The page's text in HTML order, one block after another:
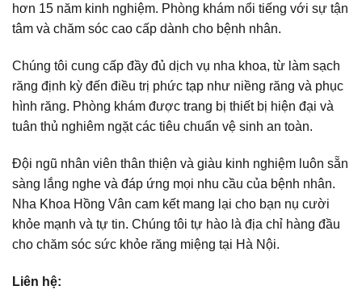
hơn 15 năm kinh nghiệm. Phòng khám nổi tiếng với sự tận
tâm và chăm sóc cao cấp dành cho bệnh nhân.
Chúng tôi cung cấp đầy đủ dịch vụ nha khoa, từ làm sạch
răng định kỳ đến điều trị phức tạp như niềng răng và phục
hình răng. Phòng khám được trang bị thiết bị hiện đại và
tuân thủ nghiêm ngặt các tiêu chuẩn vệ sinh an toàn.
Đội ngũ nhân viên thân thiện và giàu kinh nghiệm luôn sẵn
sàng lắng nghe và đáp ứng mọi nhu cầu của bệnh nhân.
Nha Khoa Hồng Vân cam kết mang lại cho bạn nụ cười
khỏe mạnh và tự tin. Chúng tôi tự hào là địa chỉ hàng đầu
cho chăm sóc sức khỏe răng miệng tại Hà Nội.
Liên hệ: